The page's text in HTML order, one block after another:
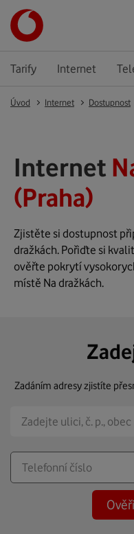
Tarify Internet
Úvod Internet Dostupnost
Internet
(Praha)
Zjistěte si dostupnost
dražkách. Pořiďte si
ověřte pokrytí
místě Na dražkách.
Zadáním adresy zjistíte